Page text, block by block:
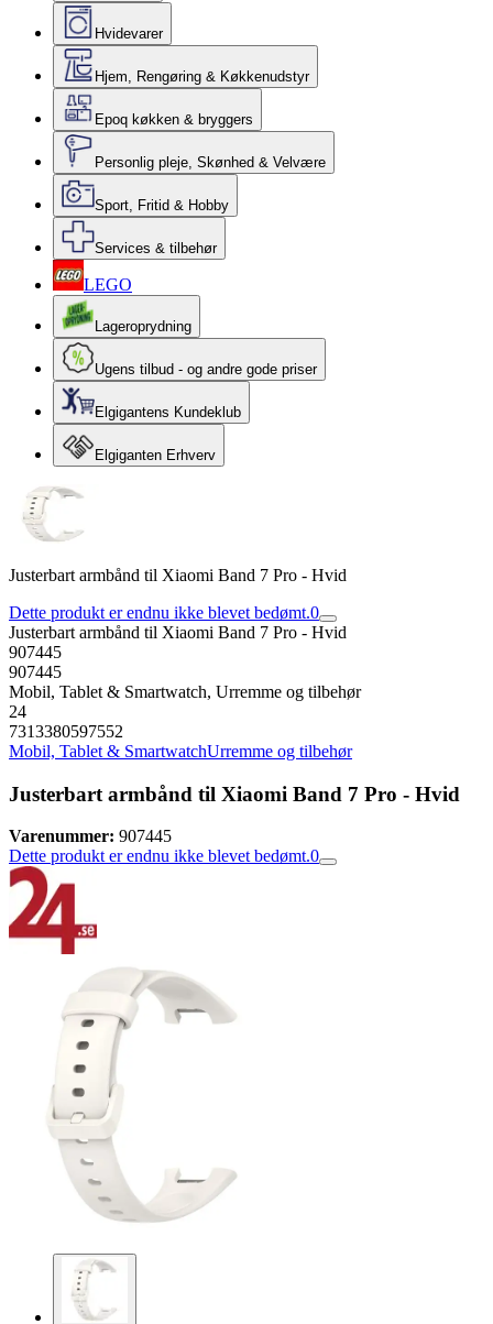
Hvidevarer
Hjem, Rengøring & Køkkenudstyr
Epoq køkken & bryggers
Personlig pleje, Skønhed & Velvære
Sport, Fritid & Hobby
Services & tilbehør
LEGO
Lageroprydning
Ugens tilbud - og andre gode priser
Elgigantens Kundeklub
Elgiganten Erhverv
Justerbart armbånd til Xiaomi Band 7 Pro - Hvid
Dette produkt er endnu ikke blevet bedømt.0
Justerbart armbånd til Xiaomi Band 7 Pro - Hvid
907445
907445
Mobil, Tablet & Smartwatch, Urremme og tilbehør
24
7313380597552
Mobil, Tablet & SmartwatchUrremme og tilbehør
Justerbart armbånd til Xiaomi Band 7 Pro - Hvid
Varenummer: 907445
Dette produkt er endnu ikke blevet bedømt.0